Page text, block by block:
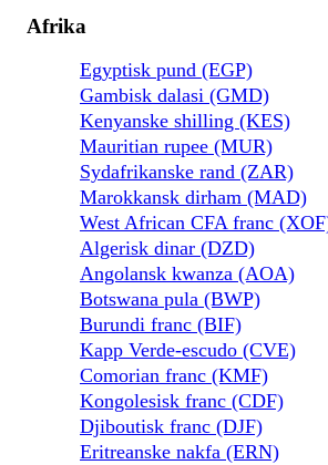
Afrika
Egyptisk pund (EGP)
Gambisk dalasi (GMD)
Kenyanske shilling (KES)
Mauritian rupee (MUR)
Sydafrikanske rand (ZAR)
Marokkansk dirham (MAD)
West African CFA franc
Algerisk dinar (DZD)
Angolansk kwanza (AOA)
Botswana pula (BWP)
Burundi franc (BIF)
Kapp Verde-escudo (CVE)
Comorian franc (KMF)
Kongolesisk franc (CDF)
Djiboutisk franc (DJF)
Eritreanske nakfa (ERN)